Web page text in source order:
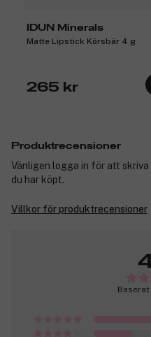
IDUN Minerals
Matte Lipstick Körsbär 4 g
265 kr
Produktrecensioner
Vänligen logga in för att
du har köpt.
Villkor för produktrecensioner